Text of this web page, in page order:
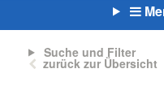
Suche und Filter
zurück zur Übersicht